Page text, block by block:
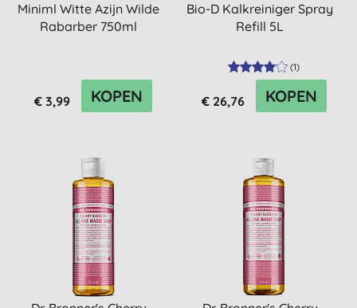
Miniml Witte Azijn Wilde
Rabarber 750ml
€ 3,99 KOPEN
Bio-D Kalkreiniger Spray
Refill 5L
(1)
€ 26,76 KOPEN